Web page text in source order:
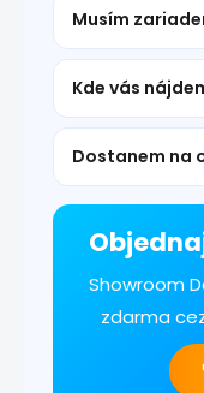
Musím
Kde vás
Dostanem na
Showroom
zdarma